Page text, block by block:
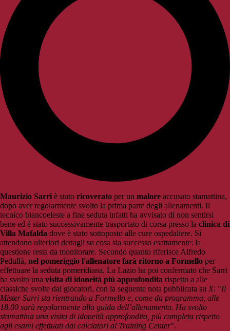
Maurizio Sarri è stato ricoverato per un malore accusato stamattina,
dopo aver regolarmente svolto la prima parte degli allenamenti. Il
tecnico biancoeleste a fine seduta infatti ha avvisato di non sentirsi
bene ed è stato successivamente trasportato di corsa presso la clinica di
Villa Mafalda dove è stato sottoposto alle cure ospedaliere. Si
attendono ulteriori dettagli su cosa sia successo esattamente: la
questione resta da monitorare. Secondo quanto riferisce Alfredo
Pedullà, nel pomeriggio l'allenatore farà ritorno a Formello per
effettuare la seduta pomeridiana. La Lazio ha poi confermato che Sarri
ha svolto una visita di idoneità più approfondita rispetto a alle
classiche svolte dai giocatori, con la seguente nota pubblicata suX: "Il
Mister Sarri sta rientrando a Formello e, come da programma, alle
18.00 sarà regolarmente alla guida dell’allenamento. Ha svolto
stamattina una visita di idoneità approfondita, più completa rispetto
agli esami effettuati dai calciatori al Training Center".